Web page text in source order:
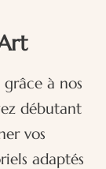
à nos
débutant
vos
adaptés